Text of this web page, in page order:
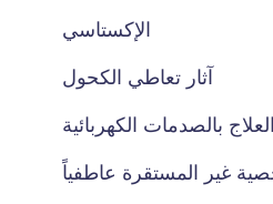
الإكستاسي
آثار تعاطي الكحول
العلاج بالصدمات الكهربائية
غير المستقرة عاطفياً